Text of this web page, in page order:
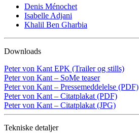
Denis Ménochet
Isabelle Adjani
Khalil Ben Gharbia
Downloads
Peter von Kant EPK (Trailer og stills)
Peter von Kant – SoMe teaser
Peter von Kant – Pressemeddelelse (PDF)
Peter von Kant – Citatplakat (PDF)
Peter von Kant – Citatplakat (JPG)
Tekniske detaljer